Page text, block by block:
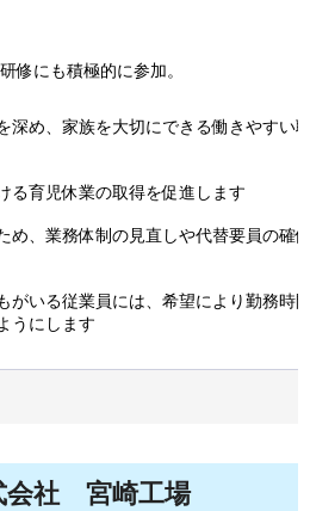
修にも積極的に参加。
深め、家族を大切にできる働きやすい
る育児休業の取得を促進します
め、業務体制の見直しや代替要員の確
がいる従業員には、希望により勤務時
うにします
会社 宮崎工場